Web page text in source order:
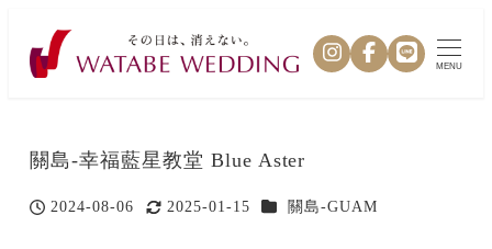
MENU
關島-幸福藍星教堂 Blue Aster
投稿日
2024-08-06
更新日
2025-01-15 カテゴリー
關島-GUAM